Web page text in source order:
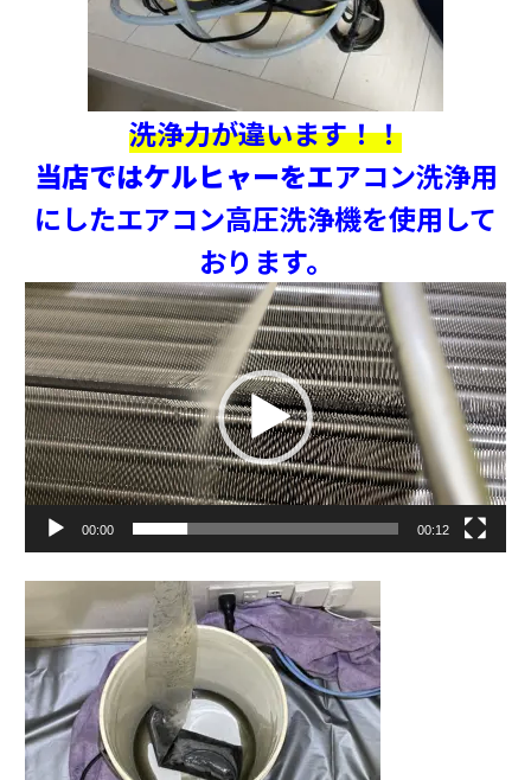
洗浄力が違います！！
当店ではケルヒャーをエアコン洗浄用
にしたエアコン高圧洗浄機を使用して
おります。
動
画
プ
レ
ー
ヤ
ー
00:00 00:12